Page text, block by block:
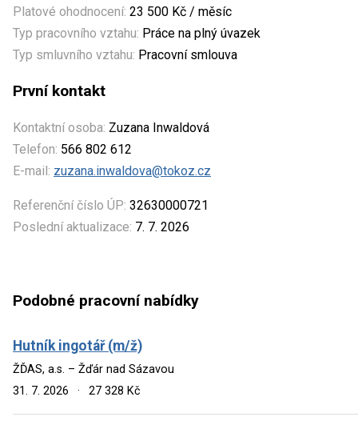
Platové ohodnocení: 23 500 Kč / měsíc
Typ pracovního vztahu: Práce na plný úvazek
Typ smluvního vztahu: Pracovní smlouva
První kontakt
Kontaktní osoba: Zuzana Inwaldová
Telefon: 566 802 612
E-mail: zuzana.inwaldova@tokoz.cz
Referenční číslo ÚP: 32630000721
Poslední aktualizace: 7. 7. 2026
Podobné pracovní nabídky
Hutník ingotář (m/ž)
ŽĎAS, a.s. – Žďár nad Sázavou
31. 7. 2026
· 27 328 Kč